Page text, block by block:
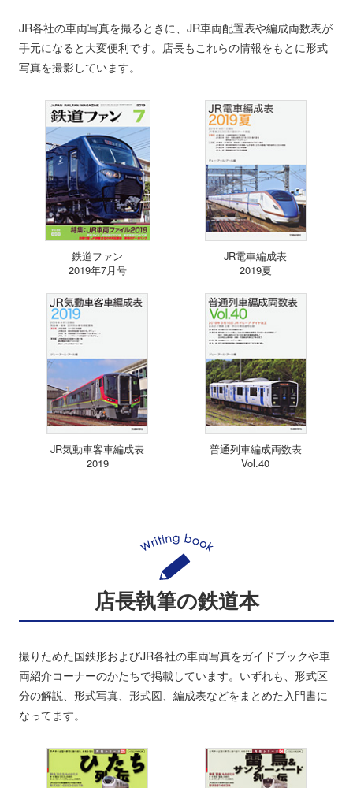
JR各社の車両写真を撮るときに、JR車両配置表や編成両数表が
手元になると大変便利です。店長もこれらの情報をもとに形式
写真を撮影しています。
鉄道ファン
2019年7月号
JR電車編成表
2019夏
JR気動車客車編成表
2019
普通列車編成両数表
Vol.40
店長執筆の鉄道本
撮りためた国鉄形およびJR各社の車両写真をガイドブックや車
両紹介コーナーのかたちで掲載しています。いずれも、形式区
分の解説、形式写真、形式図、編成表などをまとめた入門書に
なってます。